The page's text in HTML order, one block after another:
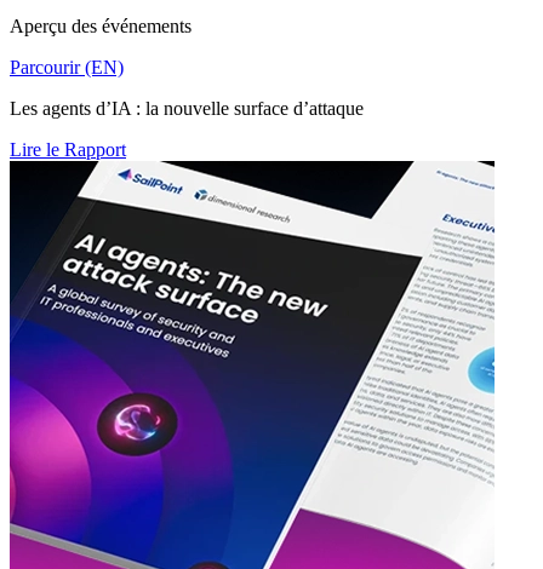
Aperçu des événements
Parcourir (EN)
Les agents d’IA : la nouvelle surface d’attaque
Lire le Rapport